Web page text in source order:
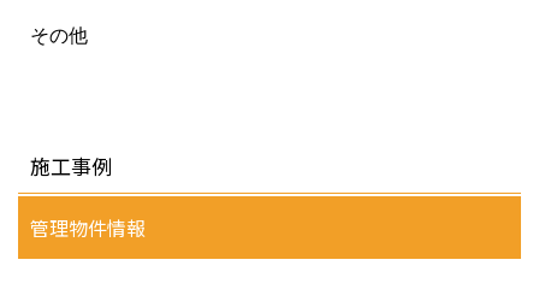
その他
施工事例
管理物件情報